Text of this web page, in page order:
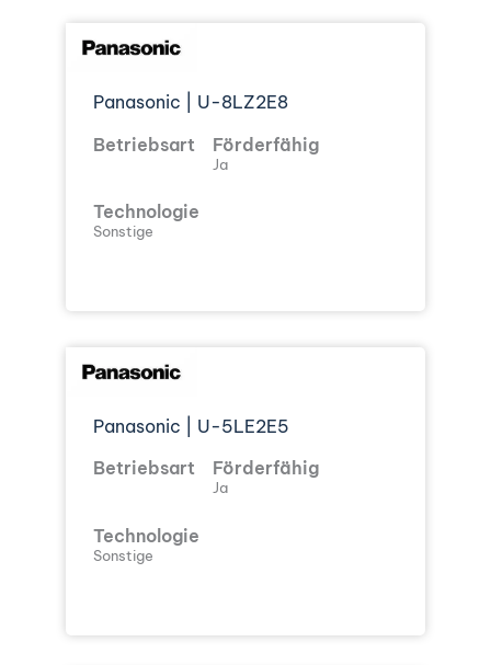
Panasonic | U-8LZ2E8
Betriebsart
Förderfähig
Ja
Technologie
Sonstige
Panasonic | U-5LE2E5
Betriebsart
Förderfähig
Ja
Technologie
Sonstige